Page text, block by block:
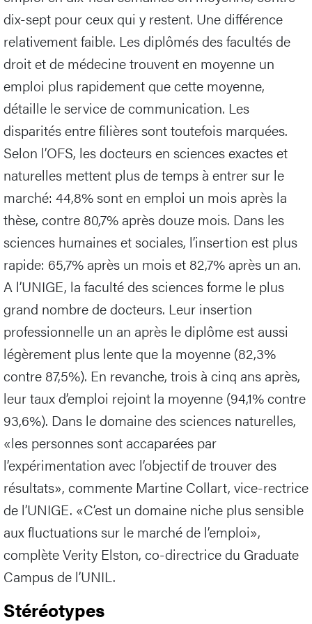
dix-sept pour ceux qui y restent. Une différence
relativement faible. Les diplômés des facultés de
droit et de médecine trouvent en moyenne un
emploi plus rapidement que cette moyenne,
détaille le service de communication. Les
disparités entre filières sont toutefois marquées.
Selon l’OFS, les docteurs en sciences exactes et
naturelles mettent plus de temps à entrer sur le
marché: 44,8% sont en emploi un mois après la
thèse, contre 80,7% après douze mois. Dans les
sciences humaines et sociales, l’insertion est plus
rapide: 65,7% après un mois et 82,7% après un an.
A l’UNIGE, la faculté des sciences forme le plus
grand nombre de docteurs. Leur insertion
professionnelle un an après le diplôme est aussi
légèrement plus lente que la moyenne (82,3%
contre 87,5%). En revanche, trois à cinq ans après,
leur taux d’emploi rejoint la moyenne (94,1% contre
93,6%). Dans le domaine des sciences naturelles,
«les personnes sont accaparées par
l’expérimentation avec l’objectif de trouver des
résultats», commente Martine Collart, vice-rectrice
de l’UNIGE. «C’est un domaine niche plus sensible
aux fluctuations sur le marché de l’emploi»,
complète Verity Elston, co-directrice du Graduate
Campus de l’UNIL.
Stéréotypes